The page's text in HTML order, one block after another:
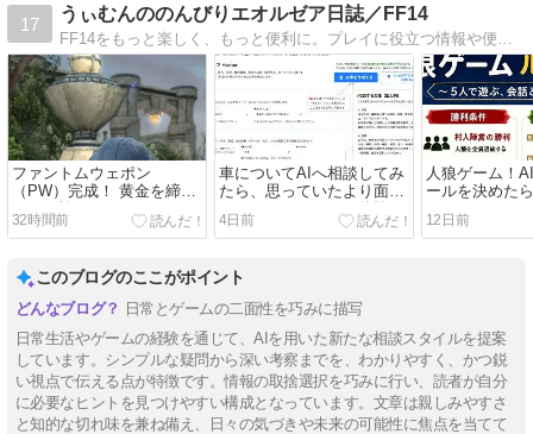
17
うぃむんののんびりエオルゼア日誌／FF14
ファントムウェポン
（PW）完成！ 黄金を締め
くくる旅になりました
FF14
32時間前
車についてAIへ相談してみ
たら、思っていたより面白
かった | DataMentor体験
4日前
人狼ゲーム！
ールを決めた
ックまででき
DataMentor体
12日前
このブログのここがポイント
日常とゲームの二面性を巧みに描写
日常生活やゲームの経験を通じて、AIを用いた新たな相談スタイルを提案
しています。シンプルな疑問から深い考察までを、わかりやすく、かつ鋭
い視点で伝える点が特徴です。情報の取捨選択を巧みに行い、読者が自分
に必要なヒントを見つけやすい構成となっています。文章は親しみやすさ
と知的な切れ味を兼ね備え、日々の気づきや未来の可能性に焦点を当てて